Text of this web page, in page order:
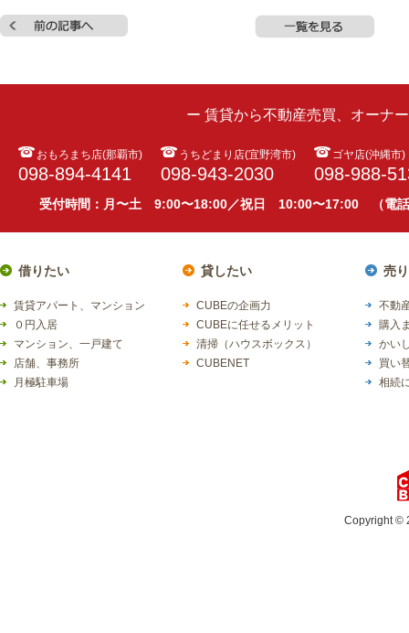
ー 賃貸から不動産売買、オーナ
おもろまち店(那覇市)
098-894-4141
うちどまり店(宜野湾市)
098-943-2030
ゴヤ店(沖縄市)
098-988-
受付時間：月〜土 9:00〜18:00／祝日 10:00〜17:00 （電話
借りたい
賃貸アパート、マンション
０円入居
マンション、一戸建て
店舗、事務所
月極駐車場
貸したい
CUBEの企画力
CUBEに任せるメリット
清掃（ハウスボックス）
CUBENET
売
不動
購入
かい
買い
相続
Copyright ©